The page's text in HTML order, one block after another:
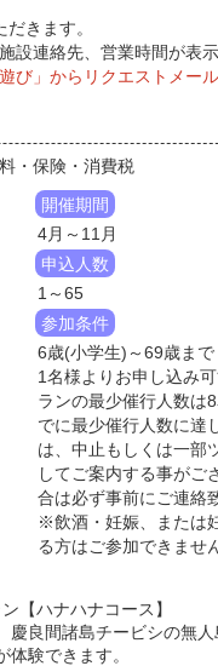
きます。
設連絡先、営業時間が表
び」からリクエストメー
・保険・消費税
開催期間
4月～11月
申込人数
1～65
参加条件
6歳(小学生)～69歳まで
1名様よりお申し込み
ランの最少催行人数は
でに最少催行人数に達
は、中止もしくは一部
してご案内する事がご
合は必ず事前にご連絡
※飲酒・妊娠、または
る方はご参加できませ
【ハナハナコース】
慶良間諸島チービシの無
験できます。